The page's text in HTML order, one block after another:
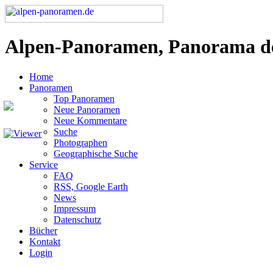
Alpen-Panoramen, Panorama
Home
Panoramen
Top Panoramen
Neue Panoramen
Neue Kommentare
Suche
Photographen
Geographische Suche
Service
FAQ
RSS, Google Earth
News
Impressum
Datenschutz
Bücher
Kontakt
Login